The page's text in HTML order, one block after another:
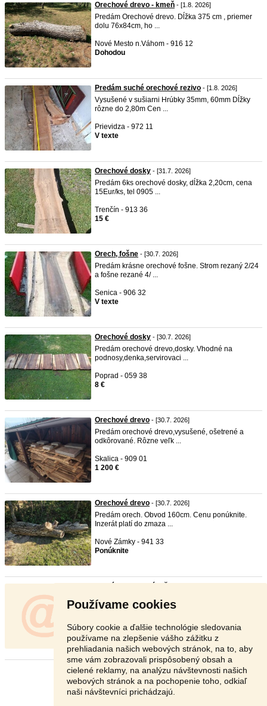
Používame cookies
Súbory cookie a ďalšie technológie sledovania
používame na zlepšenie vášho zážitku z
prehliadania našich webových stránok, na to, aby
sme vám zobrazovali prispôsobený obsah a
cielené reklamy, na analýzu návštevnosti našich
webových stránok a na pochopenie toho, odkiaľ
naši návštevníci prichádzajú.
Orechové drevo - kmeň - [1.8. 2026]
Predám Orechové drevo. Dĺžka 375 cm , priemer
dolu 76x84cm, ho ...
Nové Mesto n.Váhom - 916 12
Dohodou
Predám suché orechové rezivo - [1.8. 2026]
Vysušené v sušiarni Hrúbky 35mm, 60mm Dĺžky
rôzne do 2,80m Cen ...
Prievidza - 972 11
V texte
Orechové dosky - [31.7. 2026]
Predám 6ks orechové dosky, dĺžka 2,20cm, cena
15Eur/ks, tel 0905 ...
Trenčín - 913 36
15 €
Orech, fošne - [30.7. 2026]
Predám krásne orechové fošne. Strom rezaný 2/24
a fošne rezané 4/ ...
Senica - 906 32
V texte
Orechové dosky - [30.7. 2026]
Predám orechové drevo,dosky. Vhodné na
podnosy,denka,servirovaci ...
Poprad - 059 38
8 €
Orechové drevo - [30.7. 2026]
Predám orechové drevo,vysušené, ošetrené a
odkôrované. Rôzne veľk ...
Skalica - 909 01
1 200 €
Orechové drevo - [30.7. 2026]
Predám orech. Obvod 160cm. Cenu ponúknite.
Inzerát platí do zmaza ...
Nové Zámky - 941 33
Ponúknite
Predám orechové fošne. Osobný odber v BB.
Dohodou
Stránka: 1 2 3 Ďalšia